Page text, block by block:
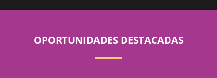
OPORTUNIDADES DESTACADAS